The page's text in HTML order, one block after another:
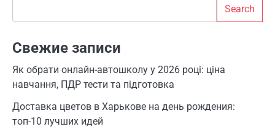
Search
Свежие записи
Як обрати онлайн-автошколу у 2026 році: ціна
навчання, ПДР тести та підготовка
Доставка цветов в Харькове на день рождения:
топ-10 лучших идей